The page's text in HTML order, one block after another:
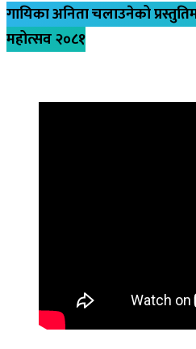
गायिका अनिता चलाउनेको
महोत्सव २०८१